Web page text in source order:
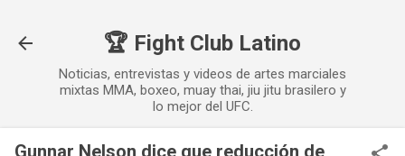
🏆 Fight Club Latino
Noticias, entrevistas y videos de artes marciales
mixtas MMA, boxeo, muay thai, jiu jitu brasilero y
lo mejor del UFC.
Gunnar Nelson dice que reducción de